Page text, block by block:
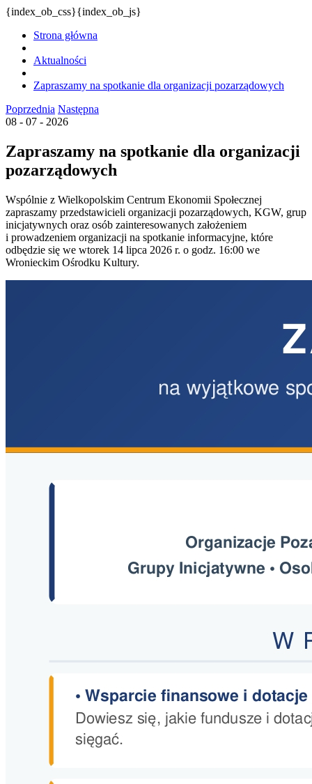
{index_ob_css}{index_ob_js}
Strona główna
Aktualności
Zapraszamy na spotkanie dla organizacji pozarządowych
Poprzednia Następna
08 - 07 - 2026
Zapraszamy na spotkanie dla organizacji
pozarządowych
Wspólnie z Wielkopolskim Centrum Ekonomii Społecznej
zapraszamy przedstawicieli organizacji pozarządowych, KGW, grup
inicjatywnych oraz osób zainteresowanych założeniem
i prowadzeniem organizacji na spotkanie informacyjne, które
odbędzie się we wtorek 14 lipca 2026 r. o godz. 16:00 we
Wronieckim Ośrodku Kultury.